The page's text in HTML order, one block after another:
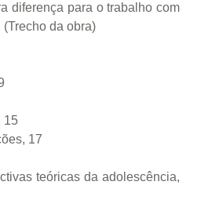
diferença para o trabalho com
da obra)
15
17
teóricas da adolescência,